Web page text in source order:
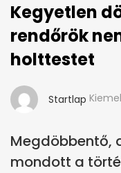
Kegyetlen
rendőrök
holttestet
Startlap
Megdöbbentő,
mondott a